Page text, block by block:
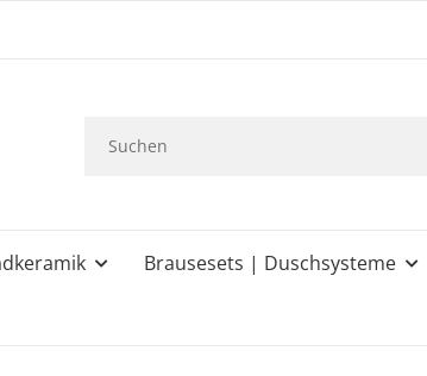
Brausesets | Duschsysteme